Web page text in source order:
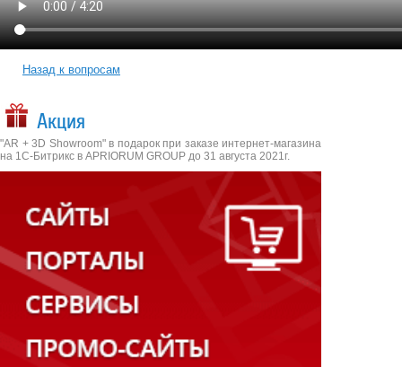
Назад к вопросам
Акция
"AR + 3D Showroom" в подарок при заказе интернет-магазина
на 1С-Битрикс в APRIORUM GROUP до 31 августа 2021г.